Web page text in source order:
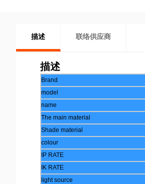
描述 联络供应商
描述
Brand
model
name
The main material
Shade material
colour
IP RATE
IK RATE
light source